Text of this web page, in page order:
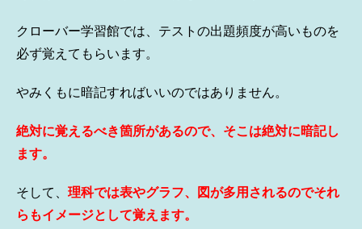
クローバー学習館では、テストの出題頻度が高いものを
必ず覚えてもらいます。
やみくもに暗記すればいいのではありません。
絶対に覚えるべき箇所があるので、そこは絶対に暗記し
ます。
そして、 理科では表やグラフ、図が多用されるのでそれ
らもイメージとして覚えます。